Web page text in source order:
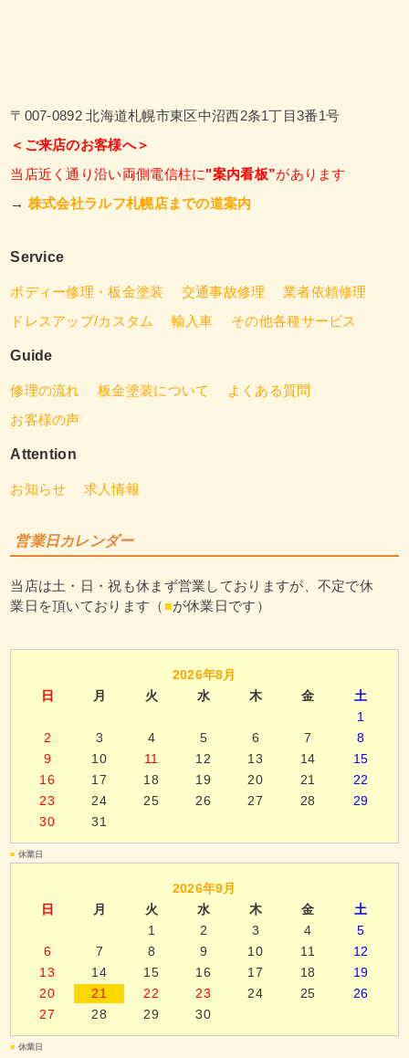
〒007-0892 北海道札幌市東区中沼西2条1丁目3番1号
＜ご来店のお客様へ＞
当店近く通り沿い両側電信柱に"案内看板”があります
→ 株式会社ラルフ札幌店までの道案内
Service
ボディー修理・板金塗装 交通事故修理
業者依頼修理
ドレスアップ/カスタム
輸入車 その他各種サービス
Guide
修理の流れ 板金塗装について
よくある質問
お客様の声
Attention
お知らせ 求人情報
営業日カレンダー
当店は土・日・祝も休まず営業しておりますが、不定で休
業日を頂いております（ ■が休業日です）
2026年8月
日
月 火 水 木 金
土
1
2
3 4 5 6 7
8
9
10 11 12 13 14
15
16
17 18 19 20 21
22
23
24 25 26 27 28
29
30
31
■ 休業日
2026年9月
日
月 火 水 木 金
土
1
2 3 4
5
6
7 8 9 10 11
12
13
14 15 16 17 18
19
20
21 22 23 24 25
26
27
28 29 30
■ 休業日